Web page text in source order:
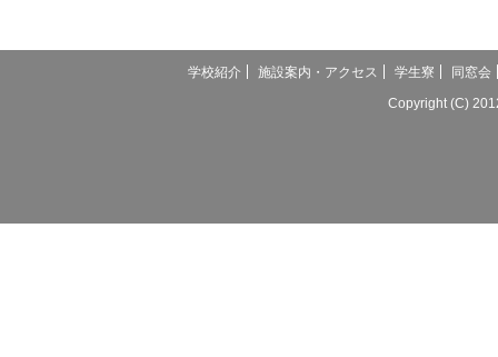
学校紹介 施設案内・アクセス 学生寮 同窓会
Copyright (C)